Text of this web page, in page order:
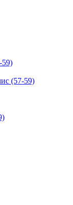
(57-59)